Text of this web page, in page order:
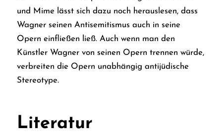
und Mime lässt sich dazu noch herauslesen, dass
Wagner seinen Antisemitismus auch in seine
Opern einfließen ließ. Auch wenn man den
Künstler Wagner von seinen Opern trennen würde,
verbreiten die Opern unabhängig antijüdische
Stereotype.
Literatur